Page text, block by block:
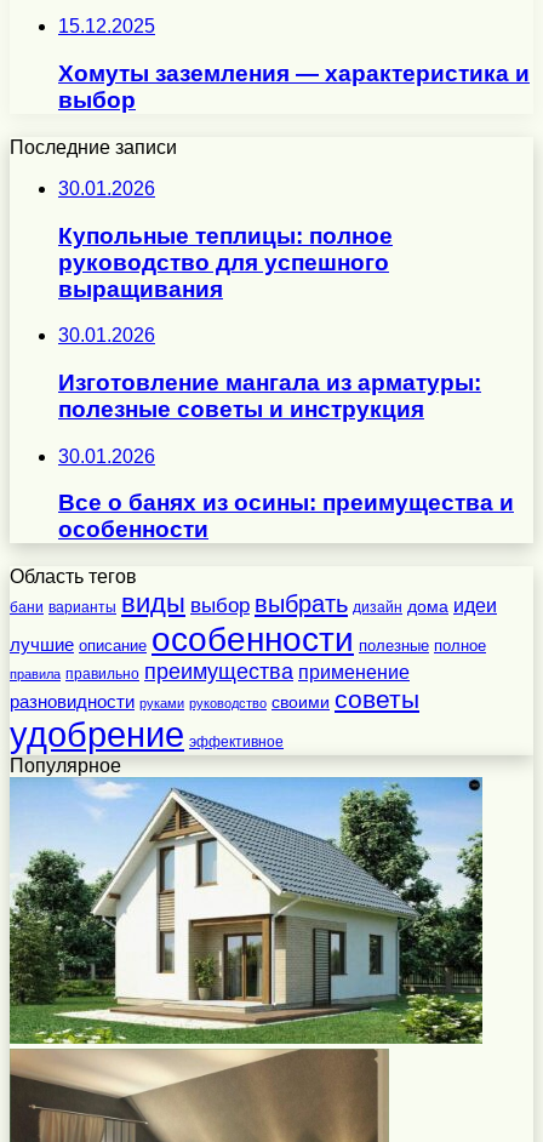
15.12.2025
Хомуты заземления — характеристика и
выбор
Последние записи
30.01.2026
Купольные теплицы: полное
руководство для успешного
выращивания
30.01.2026
Изготовление мангала из арматуры:
полезные советы и инструкция
30.01.2026
Все о банях из осины: преимущества и
особенности
Область тегов
бани варианты виды выбор выбрать дизайн дома идеи
лучшие описание особенности полезные полное
правила правильно преимущества применение
разновидности руками руководство своими советы
удобрение эффективное
Популярное